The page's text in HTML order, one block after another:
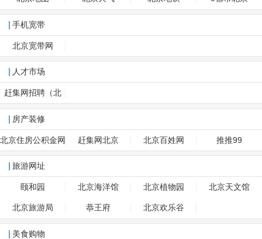
手机宽带
北京宽带网
人才市场
赶集网招聘（北
京）
房产装修
北京住房公积金网 赶集网北京 北京百姓网 推推99
旅游网址
颐和园 北京海洋馆 北京植物园 北京天文馆
北京旅游局 恭王府 北京欢乐谷
美食购物